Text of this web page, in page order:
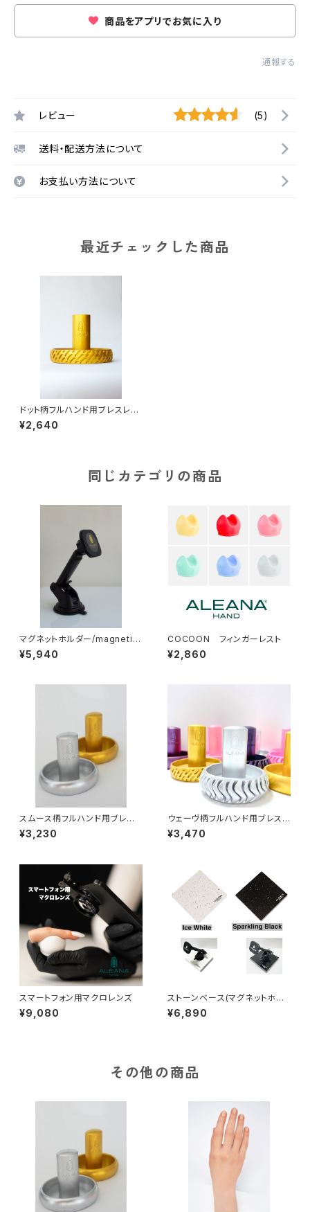
商品をアプリでお気に入り
通報する
レビュー (5)
送料・配送方法について
お支払い方法について
最近チェックした商品
ドット柄フルハンド用ブレスレッ
トホルダー/Holder for Full H
and
¥2,640
同じカテゴリの商品
マグネットホルダー/magnetic
holder
¥5,940
COCOON フィンガーレスト
¥2,860
スムース柄フルハンド用ブレス
レットホルダー/Holder for Ful
l Hand
¥3,230
ウェーヴ柄フルハンド用ブレスレ
ットホルダー/Holder for Full
Hand
¥3,470
スマートフォン用マクロレンズ
¥9,080
ストーンベース(マグネットホル
ダーサポートベース)/support
base stone
¥6,890
その他の商品